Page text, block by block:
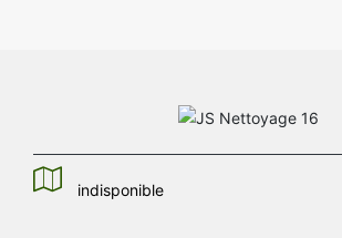
indisponible